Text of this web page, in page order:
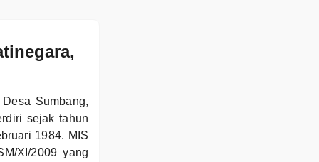
Sumbang,
sejak tahun
1984. MIS
XI/2009 yang